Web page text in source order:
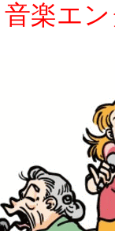
音楽エ